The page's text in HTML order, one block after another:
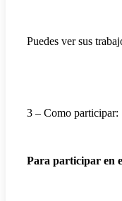
Puedes ver sus
3 – Como participar:
Para participar en